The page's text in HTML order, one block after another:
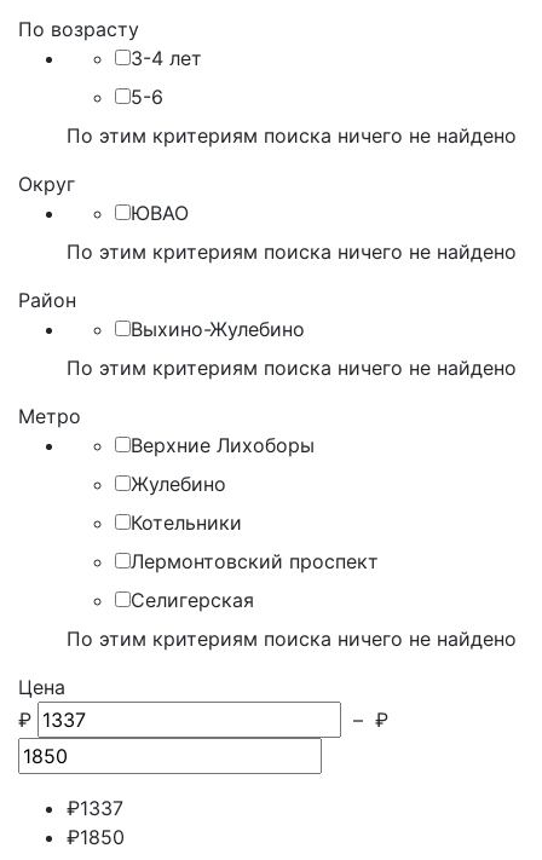
По возрасту
3-4 лет
5-6
По этим критериям поиска ничего не найдено
Округ
ЮВАО
По этим критериям поиска ничего не найдено
Район
Выхино-Жулебино
По этим критериям поиска ничего не найдено
Метро
Верхние Лихоборы
Жулебино
Котельники
Лермонтовский проспект
Селигерская
По этим критериям поиска ничего не найдено
Цена
₽
– ₽
₽1337
₽1850